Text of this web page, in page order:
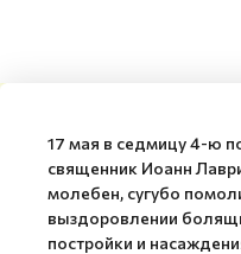
17 мая в седмицу 4-ю
священник Иоанн
молебен, сугубо
выздоровлении
постройки и